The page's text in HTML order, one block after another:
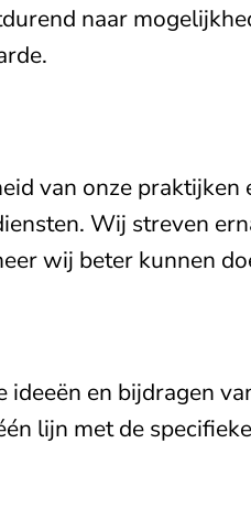
naar
van onze praktijken
Wij streven
wij beter kunnen
en bijdragen
lijn met de